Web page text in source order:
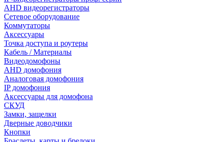
AHD видеорегистраторы
Сетевое оборудование
Коммутаторы
Аксессуары
Точка доступа и роутеры
Кабель / Материалы
Видеодомофоны
AHD домофония
Аналоговая домофония
IP домофония
Аксессуары для домофона
СКУД
Замки, защелки
Дверные доводчики
Кнопки